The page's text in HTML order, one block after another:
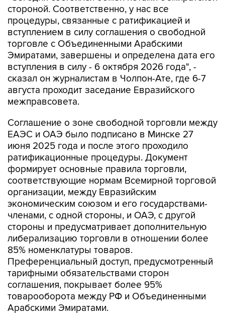
стороной. Соответственно, у нас все
процедуры, связанные с ратификацией и
вступлением в силу соглашения о свободной
торговле с Объединенными Арабскими
Эмиратами, завершены и определена дата его
вступления в силу - 6 октября 2026 года", -
сказал он журналистам в Чолпон-Ате, где 6-7
августа проходит заседание Евразийского
межправсовета.
Соглашение о зоне свободной торговли между
ЕАЭС и ОАЭ было подписано в Минске 27
июня 2025 года и после этого проходило
ратификационные процедуры. Документ
формирует основные правила торговли,
соответствующие нормам Всемирной торговой
организации, между Евразийским
экономическим союзом и его государствами-
членами, с одной стороны, и ОАЭ, с другой
стороны и предусматривает дополнительную
либерализацию торговли в отношении более
85% номенклатуры товаров.
Преференциальный доступ, предусмотренный
тарифными обязательствами сторон
соглашения, покрывает более 95%
товарооборота между РФ и Объединенными
Арабскими Эмиратами.